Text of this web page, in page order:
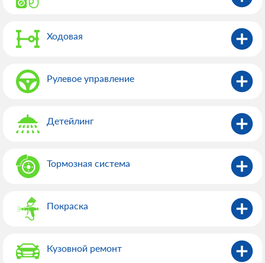
Ходовая
Рулевое управление
Детейлинг
Тормозная система
Покраска
Кузовной ремонт